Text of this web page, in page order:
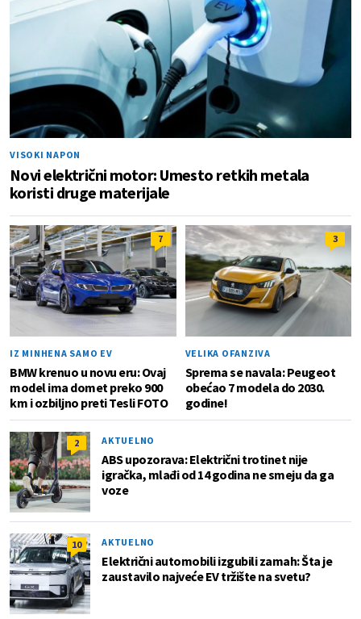
VISOKI NAPON
Novi električni motor: Umesto retkih metala
koristi druge materijale
7
IZ MINHENA SAMO EV
BMW krenuo u novu eru: Ovaj
model ima domet preko 900
km i ozbiljno preti Tesli FOTO
3
VELIKA OFANZIVA
Sprema se navala: Peugeot
obećao 7 modela do 2030.
godine!
2 AKTUELNO
ABS upozorava: Električni trotinet nije
igračka, mlađi od 14 godina ne smeju da ga
voze
10 AKTUELNO
Električni automobili izgubili zamah: Šta je
zaustavilo najveće EV tržište na svetu?